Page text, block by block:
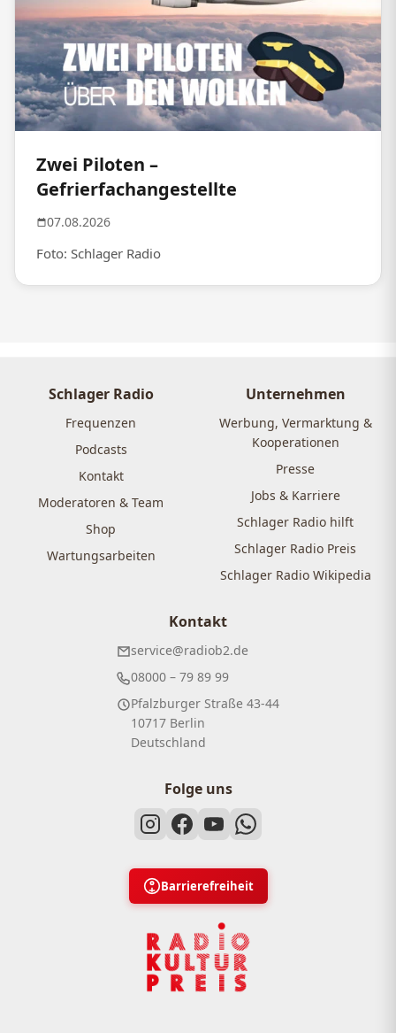
Zwei Piloten –
Gefrierfachangestellte
07.08.2026
Foto: Schlager Radio
Schlager Radio
Frequenzen
Podcasts
Kontakt
Moderatoren & Team
Shop
Wartungsarbeiten
Unternehmen
Werbung, Vermarktung &
Kooperationen
Presse
Jobs & Karriere
Schlager Radio hilft
Schlager Radio Preis
Schlager Radio Wikipedia
Kontakt
service@radiob2.de
08000 – 79 89 99
Pfalzburger Straße 43-44
10717 Berlin
Deutschland
Folge uns
Barrierefreiheit